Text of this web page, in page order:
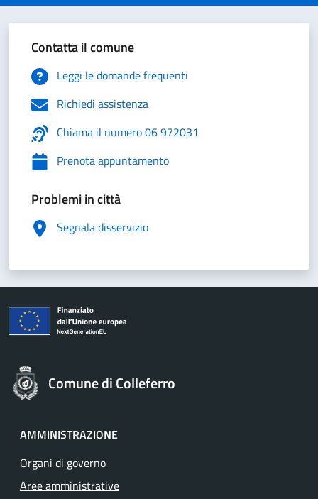
Contatta il comune
Leggi le domande frequenti
Richiedi assistenza
Chiama il numero 06 972031
Prenota appuntamento
Problemi in città
Segnala disservizio
Comune di Colleferro
AMMINISTRAZIONE
Organi di governo
Aree amministrative